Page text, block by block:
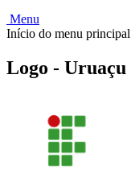
Menu
Início do menu principal
Logo - Uruaçu